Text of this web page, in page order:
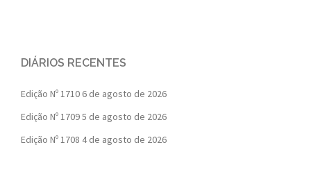
DIÁRIOS RECENTES
Edição Nº 1710 6 de agosto de 2026
Edição Nº 17095 de agosto de 2026
Edição Nº 1708 4 de agosto de 2026